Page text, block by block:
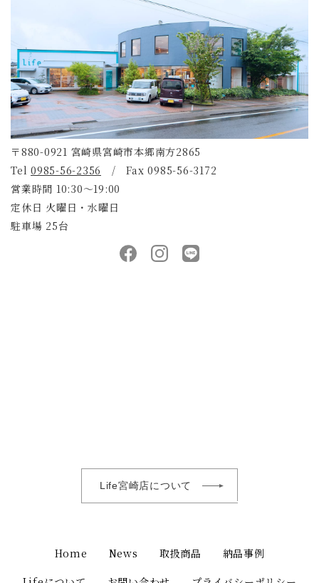
〒880-0921 宮崎県宮崎市本郷南方2865
Tel 0985-56-2356 / Fax 0985-56-3172
営業時間 10:30～19:00
定休日 火曜日・水曜日
駐車場 25台
Life宮崎店について
Home News 取扱商品
納品事例